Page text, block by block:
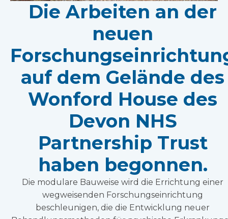
Die Arbeiten an der
neuen
auf dem Gelände des
Wonford House des
Devon NHS
Partnership Trust
haben begonnen.
Die modulare Bauweise wird die Errichtung einer
wegweisenden Forschungseinrichtung
beschleunigen, die die Entwicklung neuer